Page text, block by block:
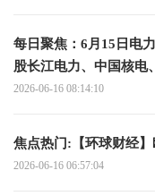
每日聚焦：6月15日电
股长江电力、中国核电
2026-06-16 08:14:10
焦点热门:【环球财经
2026-06-16 06:57:04